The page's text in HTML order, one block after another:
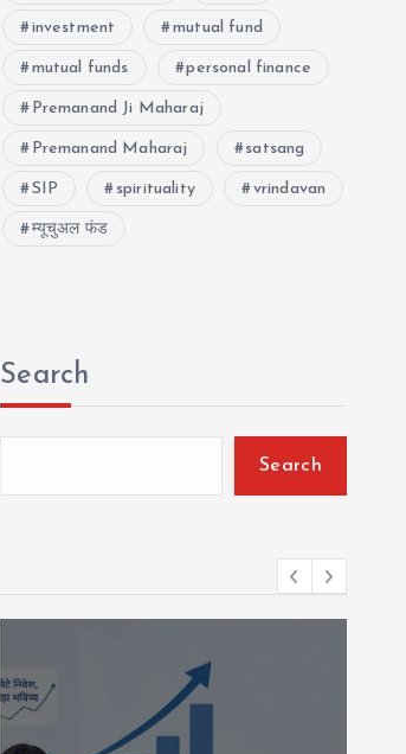
investment mutual fund
mutual funds personal finance
Premanand Ji Maharaj
Premanand Maharaj satsang
SIP spirituality vrindavan
म्यूचुअल फंड
Search
Search